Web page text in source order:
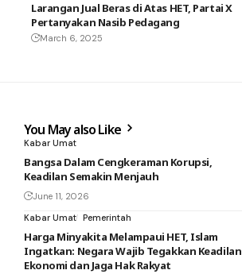
Larangan Jual Beras di Atas HET, Partai X
Pertanyakan Nasib Pedagang
March 6, 2025
You May also Like
Kabar Umat
Bangsa Dalam Cengkeraman Korupsi,
Keadilan Semakin Menjauh
June 11, 2026
Kabar Umat Pemerintah
Harga Minyakita Melampaui HET, Islam
Ingatkan: Negara Wajib Tegakkan Keadilan
Ekonomi dan Jaga Hak Rakyat